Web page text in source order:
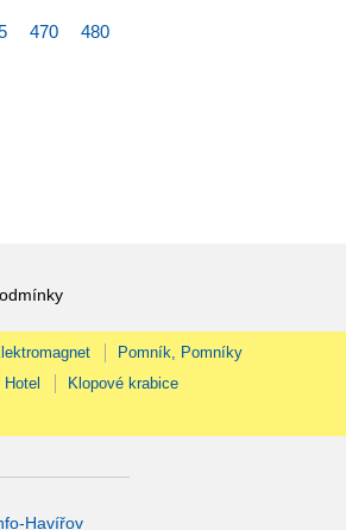
470 480
Pomník, Pomníky
Hotel
Klopové krabice
Havířov